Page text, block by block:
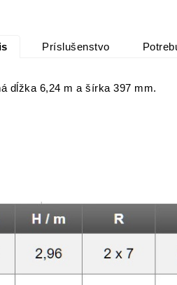
Príslušenstvo
dĺžka 6,24 m a šírka 397 mm.